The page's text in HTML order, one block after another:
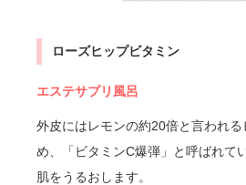
ローズヒップビタミン
エステサプリ風呂
外皮にはレモンの約20倍と言われる
め、「ビタミンC爆弾」と呼ばれて
肌をうるおします。